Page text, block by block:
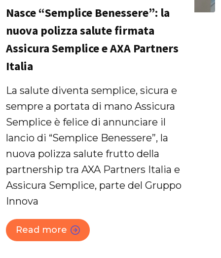
Nasce “Semplice Benessere”: la
nuova polizza salute firmata
Assicura Semplice e AXA Partners
Italia
La salute diventa semplice, sicura e
sempre a portata di mano Assicura
Semplice è felice di annunciare il
lancio di “Semplice Benessere”, la
nuova polizza salute frutto della
partnership tra AXA Partners Italia e
Assicura Semplice, parte del Gruppo
Innova
Read more